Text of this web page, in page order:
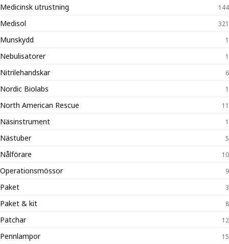
Medicinsk utrustning 144
Medisol 321
Munskydd 1
Nebulisatorer 1
Nitrilehandskar 6
Nordic Biolabs 1
North American Rescue 11
Näsinstrument 1
Nästuber 5
Nålförare 10
Operationsmössor 9
Paket 3
Paket & kit 8
Patchar 12
Pennlampor 15